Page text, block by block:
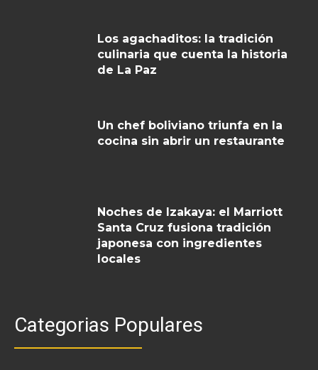
Los agachaditos: la tradición
culinaria que cuenta la historia
de La Paz
Un chef boliviano triunfa en la
cocina sin abrir un restaurante
Noches de Izakaya: el Marriott
Santa Cruz fusiona tradición
japonesa con ingredientes
locales
Categorias Populares